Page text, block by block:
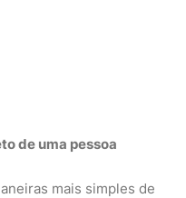
de uma pessoa
mais simples de